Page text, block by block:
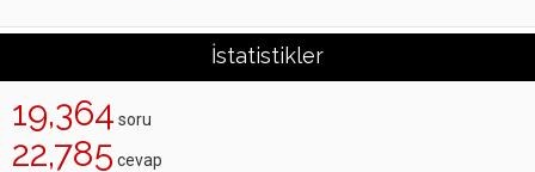
İstatistikler
19,364 soru
22,785 cevap